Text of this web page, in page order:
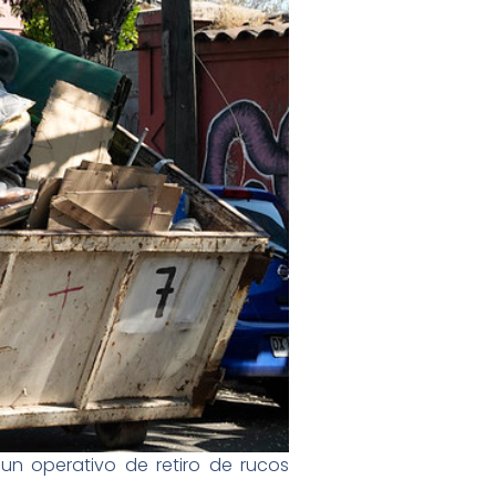
operativo de retiro de rucos